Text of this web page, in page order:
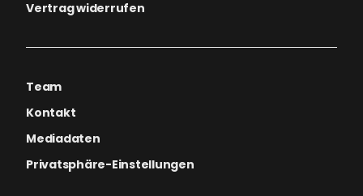
Vertrag widerrufen
Team
Kontakt
Mediadaten
Privatsphäre-Einstellungen